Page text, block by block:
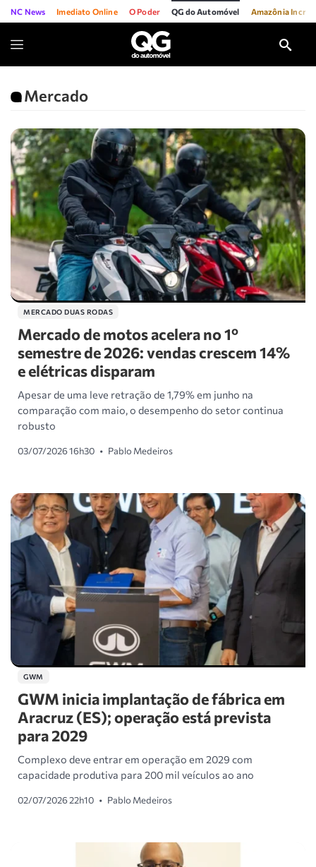
NC News Imediato Online O Poder QG do Automóvel Amazônia
Mercado
MERCADO DUAS RODAS
Mercado de motos acelera no 1º
semestre de 2026: vendas crescem 14%
e elétricas disparam
Apesar de uma leve retração de 1,79% em junho na
comparação com maio, o desempenho do setor continua
robusto
03/07/2026 16h30 • Pablo Medeiros
GWM
GWM inicia implantação de fábrica em
Aracruz (ES); operação está prevista
para 2029
Complexo deve entrar em operação em 2029 com
capacidade produtiva para 200 mil veículos ao ano
02/07/2026 22h10 • Pablo Medeiros